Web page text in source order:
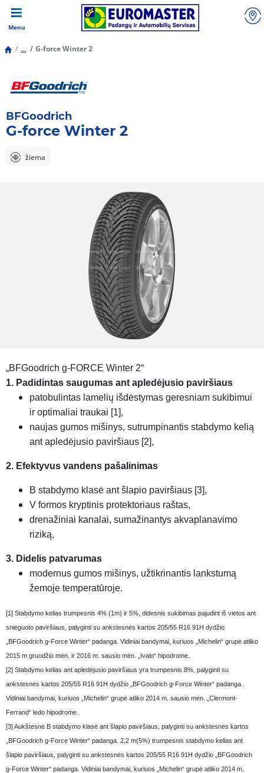
Menu
... G-force Winter 2
BFGoodrich
G-force Winter 2
žiema
„BFGoodrich g-FORCE Winter 2“
1. Padidintas saugumas ant apledėjusio paviršiaus
patobulintas lamelių išdėstymas geresniam sukibimui
ir optimaliai traukai [1],
naujas gumos mišinys, sutrumpinantis stabdymo kelią
ant apledėjusio paviršiaus [2],
2. Efektyvus vandens pašalinimas
B stabdymo klasė ant šlapio paviršiaus [3],
V formos kryptinis protektoriaus raštas,
drenažiniai kanalai, sumažinantys akvaplanavimo
riziką,
3. Didelis patvarumas
modernus gumos mišinys, užtikrinantis lankstumą
žemoje temperatūroje.
[1] Stabdymo kelias trumpesnis 4% (1m) ir 5%, didesnis sukibimas pajudint iš vietos ant
snieguoto paviršiaus, palyginti su ankstesnės kartos 205/55 R16 91H dydžio
„BFGoodrich g-Force Winter“ padanga. Vidiniai bandymai, kuriuos „Michelin“ grupė atliko
2015 m gruodžio mėn. ir 2016 m. sausio mėn. „Ivalo“ hipodrome.
[2] Stabdymo kelias ant apledėjusio paviršiaus yra trumpesnis 8%, palyginti su
ankstesnės kartos 205/55 R16 91H dydžio „BFGoodrich g-Force Winter“ padanga.
Vidiniai bandymai, kuriuos „Michelin“ grupė atliko 2014 m. sausio mėn. „Clermont-
Ferrand“ ledo hipodrome.
[3] Aukštesnė B stabdymo klasė ant šlapio paviršiaus, palyginti su ankstesnės kartos
„BFGoodrich g-Force Winter“ padanga. 2,2 m(5%) trumpesnis stabdymo kelias ant
šlapio paviršiaus, palyginti su ankstesnės kartos 205/55 R16 91H dydžio „BFGoodrich
g-Force Winter“ padanga. Vidiniai bandymai, kuriuos „Michelin“ grupė atliko 2014 m.